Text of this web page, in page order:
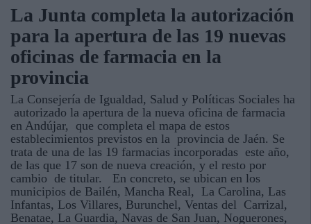
La Junta completa la autorización
para la apertura de las 19 nuevas
oficinas de farmacia en la
provincia
La Consejería de Igualdad, Salud y Políticas Sociales ha
autorizado la apertura de la nueva oficina de farmacia
en Andújar, que completa el mapa de estos
establecimientos previstos en la provincia de Jaén. Se
trata de una de las 19 farmacias incorporadas este año,
de las que 17 son de nueva creación, y el resto por
cambio de titular. En concreto, se ubican en los
municipios de Bailén, Mancha Real, La Carolina, Las
Infantas, Los Villares, Burunchel, Ventas del Carrizal,
Benatae, La Guardia, Navas de San Juan, Noguerones,